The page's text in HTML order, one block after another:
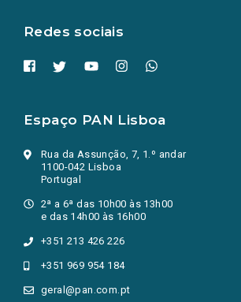
Redes sociais
Espaço PAN Lisboa
Rua da Assunção, 7, 1.º andar
1100-042 Lisboa
Portugal
2ª a 6ª das 10h00 às 13h00
e das 14h00 às 16h00
+351 213 426 226
+351 969 954 184
geral@pan.com.pt